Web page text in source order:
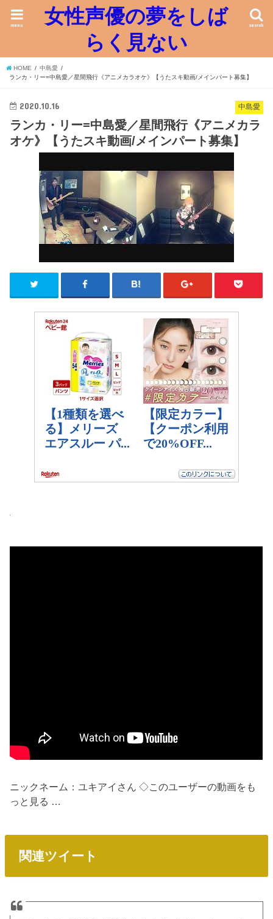
女性声優の夢をしば
らく見ない
search
menu
HOME
中島愛
ランカ・リー=中島愛／星間飛行《アニメカラオケ》【うたスキ動画/メインパート募集】
中島愛
2020.10.16
ランカ・リー=中島愛／星間飛行《アニメカラ
オケ》【うたスキ動画/メインパート募集】
ニックネーム：ユキアイさん ◇このユーザーの動画をも
っと見る …
関連ツイート